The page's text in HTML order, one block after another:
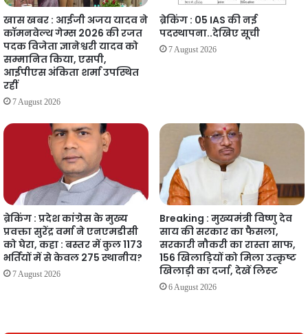
खास खबर : आईजी अजय यादव ने
कॉमनवेल्थ गेम्स 2026 की रजत
पदक विजेता ज्ञानेश्वरी यादव को
सम्मानित किया, एसपी,
आईपीएस अंकिता शर्मा उपस्थित
रहीं
7 August 2026
ब्रेकिंग : 05 IAS की नई
पदस्थापना..देखिए सूची
7 August 2026
ब्रेकिंग : प्रदेश कांग्रेस के मुख्य
प्रवक्ता सुरेंद्र वर्मा ने एनएमडीसी
को घेरा, कहा : बस्तर में कुल 1173
भर्तियों में से केवल 275 स्थानीय?
7 August 2026
Breaking : मुख्यमंत्री विष्णु देव
साय की सरकार का फैसला,
सरकारी नौकरी का रास्ता साफ,
156 खिलाड़ियों को मिला उत्कृष्ट
खिलाड़ी का दर्जा, देखें लिस्‍ट
6 August 2026